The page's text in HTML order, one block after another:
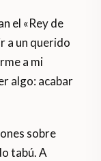
el «Rey de
a un querido
a mi
algo: acabar
sobre
tabú. A